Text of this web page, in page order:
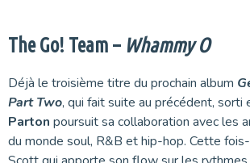
The Go! Team – Whammy O
Déjà le troisième titre du prochain album
Part Two, qui fait suite au précédent, sorti
Parton poursuit sa collaboration avec les
du monde soul, R&B et hip-hop. Cette